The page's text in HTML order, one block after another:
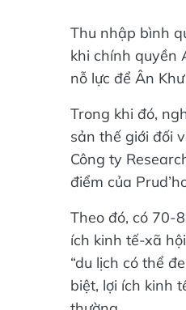
Thu nhập bình
khi chính quyền
nỗ lực để Ân
Trong khi đó,
sản thế giới đối
Công ty
điểm của
Theo đó, có 70-
ích kinh tế-xã
“du lịch có thể
biệt, lợi ích kinh
thường.